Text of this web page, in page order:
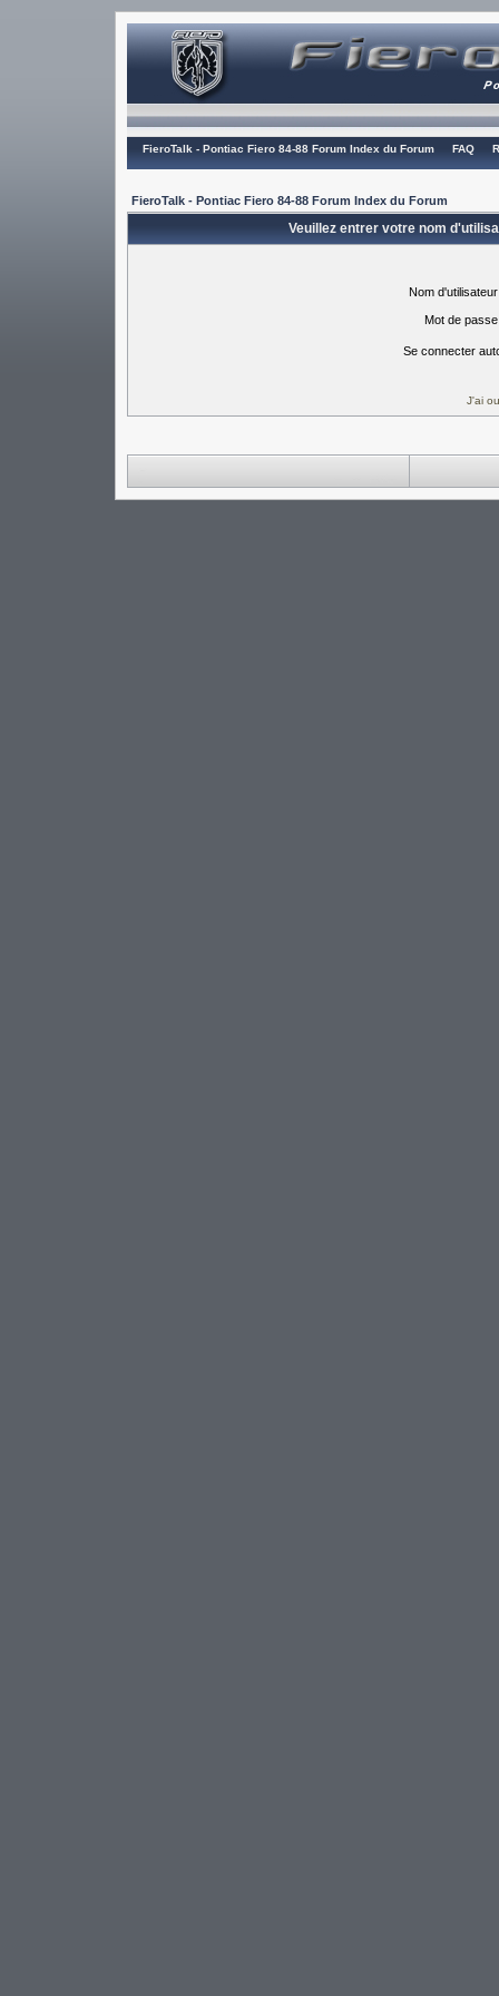
FieroTalk - Pontiac Fiero 84-88 Forum Index du Forum FAQ
FieroTalk - Pontiac Fiero 84-88 Forum Index du Forum
Veuillez entrer votre nom
Nom
Mot de
Se connecter
J'ai